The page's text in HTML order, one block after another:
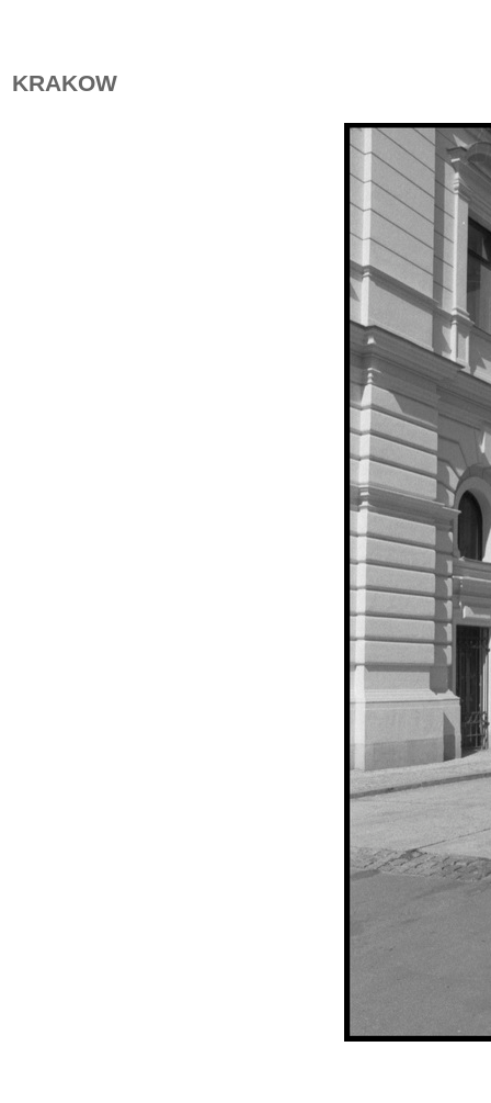
KRAKOW